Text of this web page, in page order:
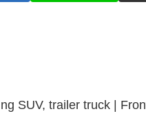
SUV, trailer truck |